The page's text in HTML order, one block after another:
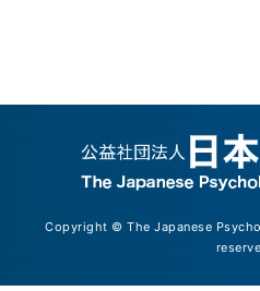
Copyright © The Japanese